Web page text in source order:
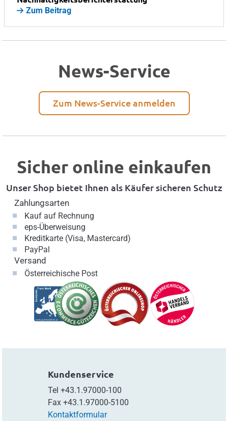
Zum Beitrag
News-Service
Zum News-Service anmelden
Sicher online einkaufen
Unser Shop bietet Ihnen als Käufer sicheren Schutz
Zahlungsarten
Kauf auf Rechnung
eps-Überweisung
Kreditkarte (Visa, Mastercard)
PayPal
Versand
Österreichische Post
Kundenservice
Tel +43.1.97000-100
Fax +43.1.97000-5100
Kontaktformular